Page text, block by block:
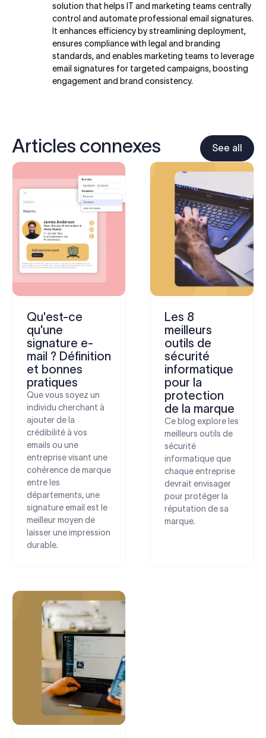
solution that helps IT and marketing teams centrally
control and automate professional email signatures.
It enhances efficiency by streamlining deployment,
ensures compliance with legal and branding
standards, and enables marketing teams to leverage
email signatures for targeted campaigns, boosting
engagement and brand consistency.
Articles connexes See all
Qu'est-ce
qu'une
signature e-
mail ? Définition
et bonnes
pratiques
Que vous soyez un
individu cherchant à
ajouter de la
crédibilité à vos
emails ou une
entreprise visant une
cohérence de marque
entre les
départements, une
signature email est le
meilleur moyen de
laisser une impression
durable.
Les 8
meilleurs
outils de
sécurité
informatique
pour la
protection
de la marque
Ce blog explore les
meilleurs outils de
sécurité
informatique que
chaque entreprise
devrait envisager
pour protéger la
réputation de sa
marque.